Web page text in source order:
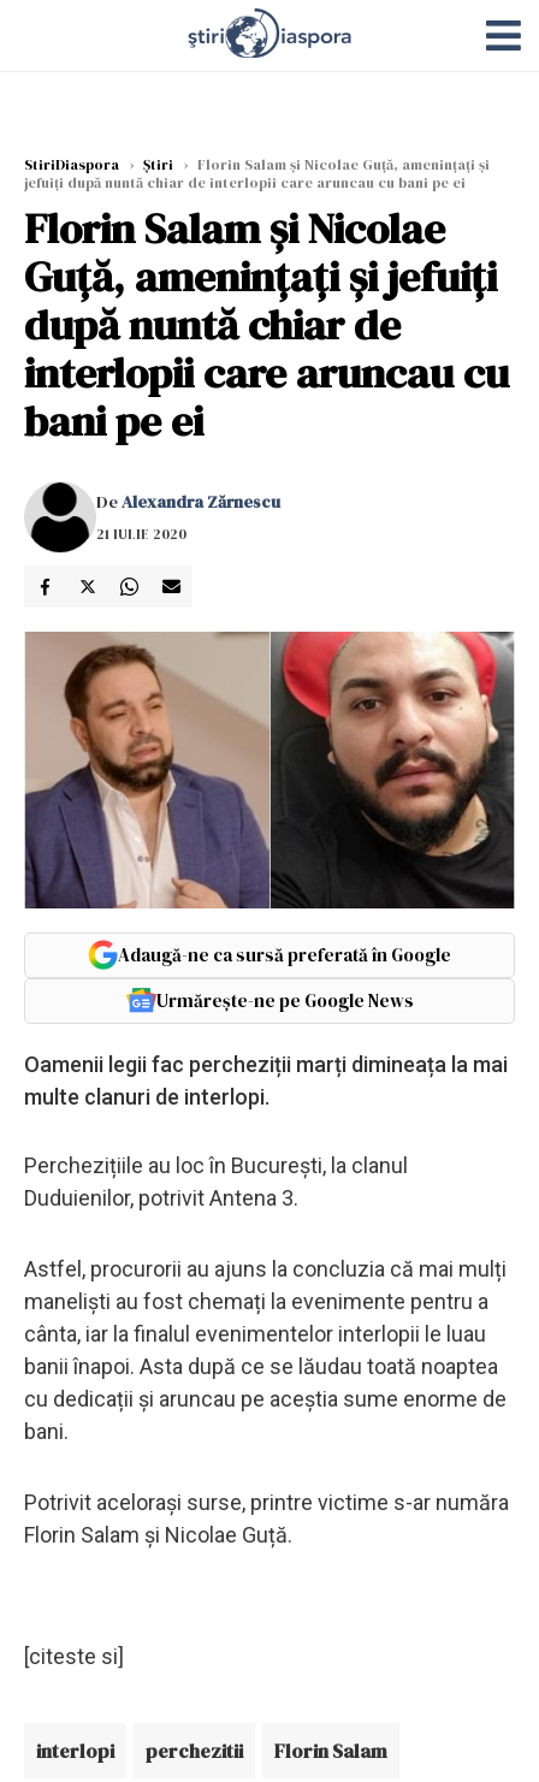
StiriDiaspora › Știri › Florin Salam și Nicolae Guță, amenințați și
jefuiți după nuntă chiar de interlopii care aruncau cu bani pe ei
Florin Salam și Nicolae
Guță, amenințați și jefuiți
după nuntă chiar de
interlopii care aruncau cu
bani pe ei
DeAlexandra Zărnescu
21 IULIE 2020
Adaugă-ne ca sursă preferată în Google
Urmărește-ne pe Google News
Oamenii legii fac percheziții marți dimineața la mai
multe clanuri de interlopi.
Perchezițiile au loc în București, la clanul
Duduienilor, potrivit Antena 3.
Astfel, procurorii au ajuns la concluzia că mai mulți
maneliști au fost chemați la evenimente pentru a
cânta, iar la finalul evenimentelor interlopii le luau
banii înapoi. Asta după ce se lăudau toată noaptea
cu dedicații și aruncau pe aceștia sume enorme de
bani.
Potrivit acelorași surse, printre victime s-ar număra
Florin Salam și Nicolae Guță.
[citeste si]
interlopi perchezitii Florin Salam